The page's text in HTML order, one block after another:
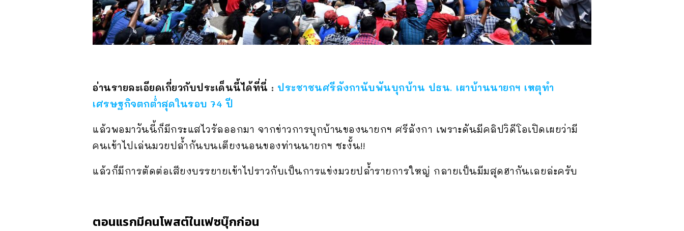
อ่านรายละเอียดเกี่ยวกับประเด็นนี้ได้ที่นี่ : ประชาชนศรีลังกานับพันบุกบ้าน ปธน. เผาบ้านนายกฯ เหตุทำ
เศรษฐกิจตกต่ำสุดในรอบ 74 ปี
แล้วพอมาวันนี้ก็มีกระแสไวรัลออกมา จากข่าวการบุกบ้านของนายกฯ ศรีลังกา เพราะดันมีคลิปวิดีโอเปิดเผยว่ามี
คนเข้าไปเล่นมวยปล้ำกันบนเตียงนอนของท่านนายกฯ ซะงั้น!!
แล้วก็มีการตัดต่อเสียงบรรยายเข้าไปราวกับเป็นการแข่งมวยปล้ำรายการใหญ่ กลายเป็นมีมสุดฮากันเลยล่ะครับ
ตอนแรกมีคนโพสต์ในเฟซบุ๊กก่อน